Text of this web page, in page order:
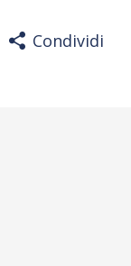
Condividi